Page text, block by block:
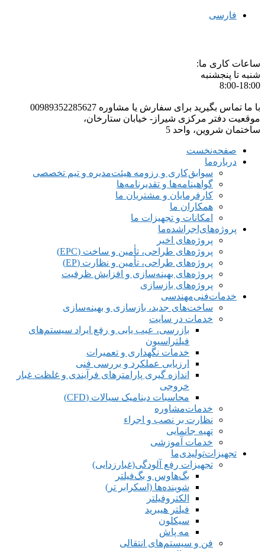
فارسی
ساعات کاری ما:
شنبه تا پنجشنبه
8:00-18:00
با ما تماس بگیرید برای سفارش یا مشاوره 00989352285627
موقعیت دفتر مرکزی شیراز- خیابان ستارخان،
ساختمان شروین، واحد 5
صفحه‌نخست
درباره‌ما
سوابق‌کاری و رزومه هیئت‌مدیره و تیم تخصصی
گواهینامه‌ها و تقدیرنامه‌ها
کارفرمایان و مشتریان ما
همکاران ما
امکانات و تجهیزات ما
پروژه‌های‌اجراشده‌ما
پروژه‌های اخیر
پروژه‌های طراحی، تأمین و ساخت (EPC)
پروژه‌های طراحی، تأمین و نظارت (EP)
پروژه‌های بهینه‌سازی و افزایش ظرفیت
پروژه‌های بازسازی
خدمات‌فنی‌مهندسی
ساخت‌های جدید، بازسازی و بهینه‌سازی
خدمات در سایت
بازرسی، عیب یابی و رفع ایراد سیستم‌های
فیلتراسیون
خدمات نگهداری و تعمیرات
ارزیابی عملکرد و بررسی فنی
اندازه گیری پارامترهای فرآیندی و غلظت غبار
خروجی
محاسبات دینامیک سیالات (CFD)
خدمات‌مشاوره
نظارت بر نصب و اجراء
تهیه جانمایی
خدمات آموزشی
تجهیزات‌تولیدی‌ما
تجهیزات رفع آلودگی(غبارزدایی)
بگ‌هاوس و بگ‌فیلتر
شوینده‌ها (اسکرابر تر)
الکتروفیلتر
فیلتر هیبرید
سیکلون
مه پاش
فن و سیستم‌های انتقالی